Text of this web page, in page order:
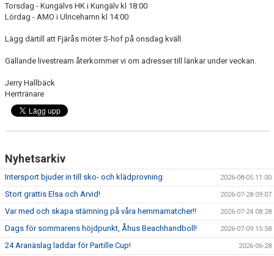
Torsdag - Kungälvs HK i Kungälv kl 18:00
Lördag - AMO i Ulricehamn kl 14:00
Lägg därtill att Fjärås möter S-hof på onsdag kväll.
Gällande livestream återkommer vi om adresser till länkar under veckan.
Jerry Hallbäck
Herrtränare
Nyhetsarkiv
Intersport bjuder in till sko- och klädprovning 2026-08-05 11:00
Stort grattis Elsa och Arvid! 2026-07-28 09:07
Var med och skapa stämning på våra hemmamatcher!! 2026-07-24 08:28
Dags för sommarens höjdpunkt, Åhus Beachhandboll! 2026-07-09 15:58
24 Aranäslag laddar för Partille Cup! 2026-06-28